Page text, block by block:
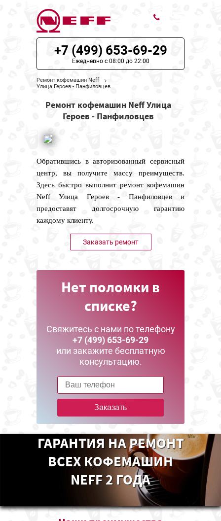
ЦЕНЫ НА РЕМОНТ
НАШИ КОНТАКТЫ
+7 (499) 653-69-29
Ежедневно с 08:00 до 22:00
Ремонт кофемашин Neff
Улица Героев - Панфиловцев
Ремонт кофемашин Neff Улица
Героев - Панфиловцев
Обратившись в авторизованный сервисный
центр, вы получите массу преимуществ.
Здесь быстро выполнит ремонт кофемашин
Neff Улица Героев - Панфиловцев и
предоставят долгосрочную гарантию
каждому клиенту.
Заказать ремонт
Нет поломки в
списке?
Свяжитесь с нами по телефону
+7 (499) 653-69-29
или закажите бесплатную
консультацию.
Заказать
ГАРАНТИЯ НА РЕМОНТ
ВСЕХ КОФЕМАШИН
NEFF 2 ГОДА